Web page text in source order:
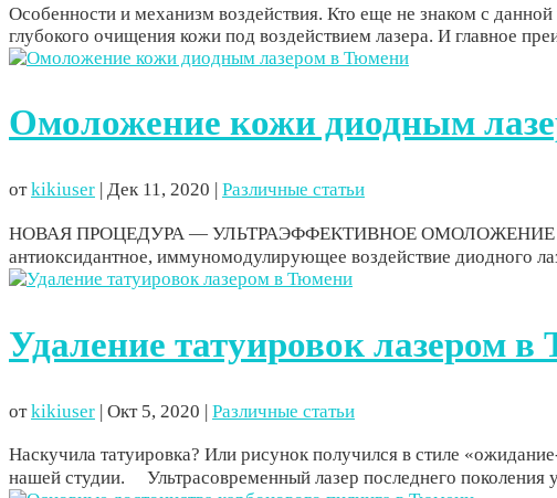
Особенности и механизм воздействия. Кто еще не знаком с
глубокого очищения кожи под воздействием лазера. И главное
Омоложение кожи диодным
отkikiuser Дек 11, 2020 Различные статьи
НОВАЯ ПРОЦЕДУРА — УЛЬТРАЭФФЕКТИВНОЕ ОМОЛОЖЕНИЕ
антиоксидантное, иммуномодулирующее воздействие диодного
Удаление татуировок лазером
отkikiuser | Окт 5, 2020 | Различные статьи
Наскучила татуировка? Или рисунок получился в стиле
нашей студии. ⠀ Ультрасовременный лазер последнего